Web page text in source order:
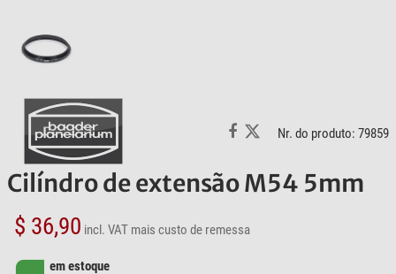
Nr. do produto: 79859
Cilíndro de extensão M54 5mm
$ 36,90 incl. VAT mais custo de remessa
em estoque